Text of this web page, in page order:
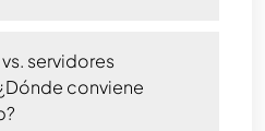
servidores
conviene